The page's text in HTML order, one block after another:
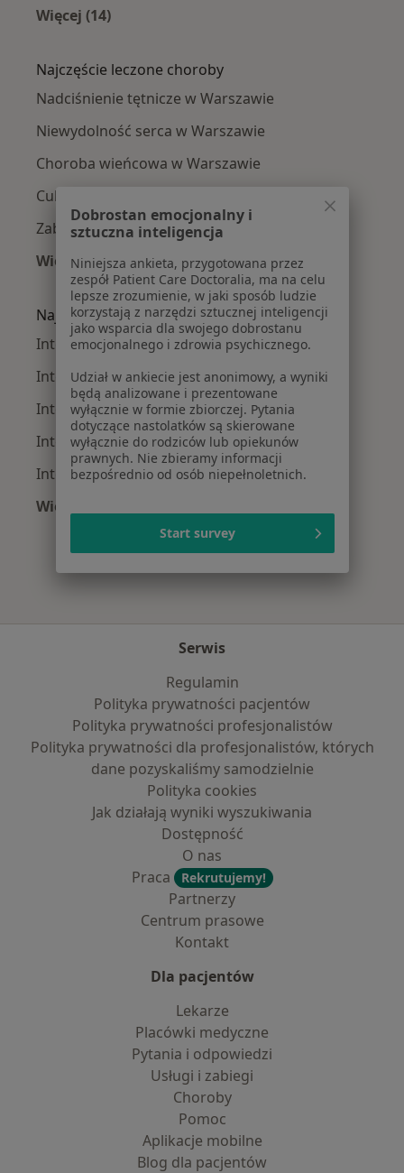
Więcej (14)
Najczęście leczone choroby
Nadciśnienie tętnicze w Warszawie
Niewydolność serca w Warszawie
Choroba wieńcowa w Warszawie
Cukrzyca w Warszawie
Zaburzenia rytmu serca w Warszawie
Więcej (15)
Więcej w kategorii: Najczęście leczone
Najpopularniejsze ubezpieczenia
Interniści z Medicover w Warszawie
Interniści z Allianz w Warszawie
Interniści z INTER Polska w Warszawie
Interniści z Signal Iduna w Warszawie
Interniści z Compensa w Warszawie
Więcej (15)
Więcej w kategorii: Najpopularniejsze
Serwis
Regulamin
Polityka prywatności pacjentów
Polityka prywatności profesjonalistów
Polityka prywatności dla profesjonalistów, których
dane pozyskaliśmy samodzielnie
Polityka cookies
Jak działają wyniki wyszukiwania
Dostępność
O nas
Praca
Rekrutujemy!
Partnerzy
Centrum prasowe
Kontakt
Dla pacjentów
Lekarze
Placówki medyczne
Pytania i odpowiedzi
Usługi i zabiegi
Choroby
Pomoc
Aplikacje mobilne
Blog dla pacjentów
Dobrostan emocjonalny i
sztuczna inteligencja
Niniejsza ankieta, przygotowana przez
zespół Patient Care Doctoralia, ma na celu
lepsze zrozumienie, w jaki sposób ludzie
korzystają z narzędzi sztucznej inteligencji
jako wsparcia dla swojego dobrostanu
emocjonalnego i zdrowia psychicznego.
Udział w ankiecie jest anonimowy, a wyniki
będą analizowane i prezentowane
wyłącznie w formie zbiorczej. Pytania
dotyczące nastolatków są skierowane
wyłącznie do rodziców lub opiekunów
prawnych. Nie zbieramy informacji
bezpośrednio od osób niepełnoletnich.
Start survey